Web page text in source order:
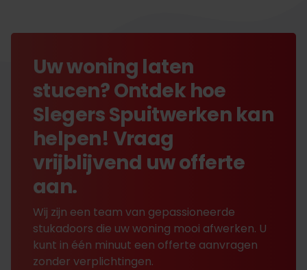
Uw woning laten
stucen? Ontdek hoe
Slegers Spuitwerken kan
helpen! Vraag
vrijblijvend uw offerte
aan.
Wij zijn een team van gepassioneerde
stukadoors die uw woning mooi afwerken. U
kunt in één minuut een offerte aanvragen
zonder verplichtingen.